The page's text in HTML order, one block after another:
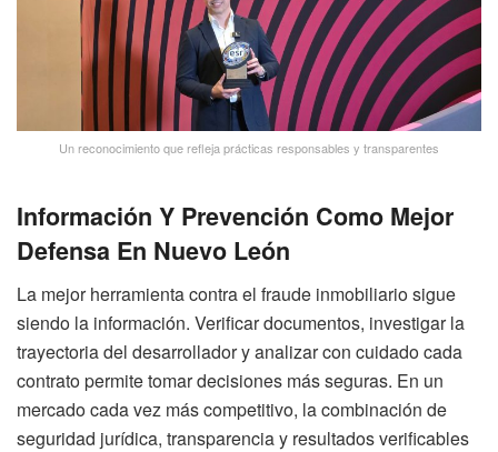
Un reconocimiento que refleja prácticas responsables y transparentes
Información Y Prevención Como Mejor
Defensa En Nuevo León
La mejor herramienta contra el fraude inmobiliario sigue
siendo la información. Verificar documentos, investigar la
trayectoria del desarrollador y analizar con cuidado cada
contrato permite tomar decisiones más seguras. En un
mercado cada vez más competitivo, la combinación de
seguridad jurídica, transparencia y resultados verificables